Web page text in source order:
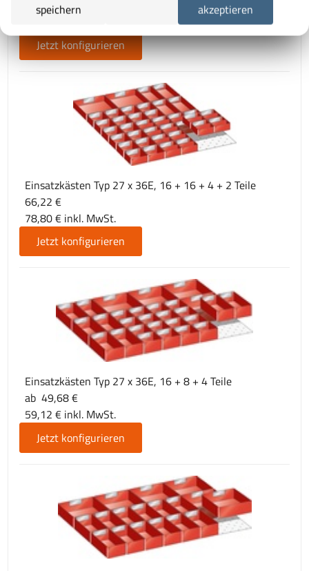
ab 58,81 €
69,98 € inkl. MwSt.
Jetzt konfigurieren
Einsatzkästen Typ 27 x 36E, 16 + 16 + 4 + 2 Teile
66,22 €
78,80 € inkl. MwSt.
Jetzt konfigurieren
Einsatzkästen Typ 27 x 36E, 16 + 8 + 4 Teile
ab 49,68 €
59,12 € inkl. MwSt.
Jetzt konfigurieren
speichern
akzeptieren